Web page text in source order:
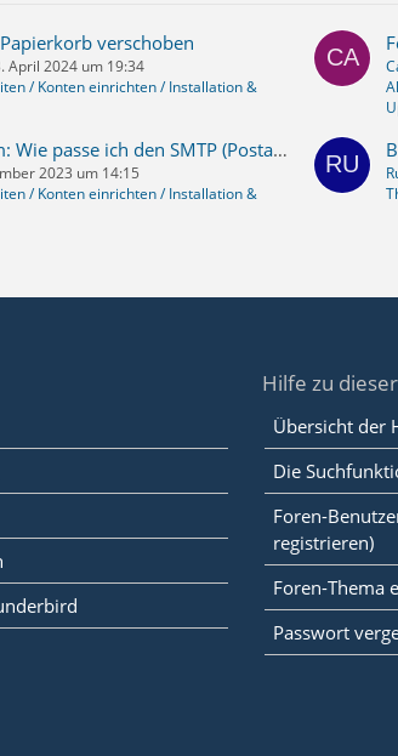
verschoben
April 2024 um 19:34
/ Konten einrichten / Installation &
GMail Problem: Wie passe ich den SMTP (Postausgangserver) an bzw. wie kann ich DNS anpassen, sodass GMail meine Mails nicht blockiert
2023 um 14:15
/ Konten einrichten / Installation &
Hilfe zu
Übersicht der
Die
Foren-
registrieren)
Foren-Thema
Passwort